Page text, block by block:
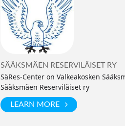
SÄÄKSMÄEN RESERVILÄISET RY
SäRes-Center on Valkeakosken
Sääksmäen Reserviläiset ry
LEARN MORE